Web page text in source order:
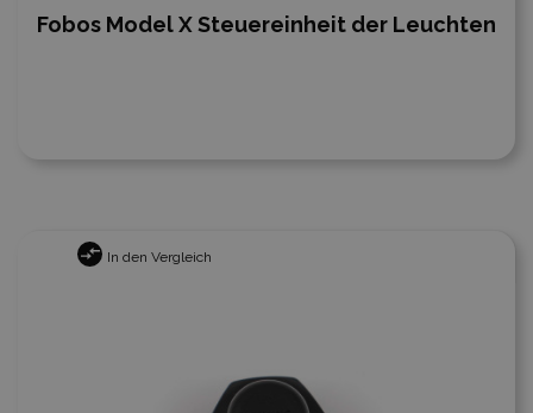
Fobos Model X Steuereinheit der Leuchten
In den Vergleich